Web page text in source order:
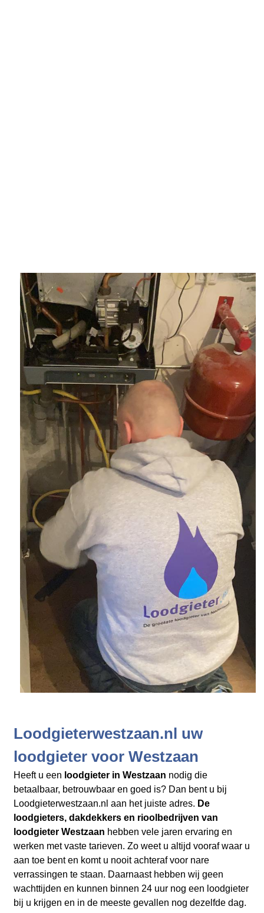
Loodgieterwestzaan.nl uw
loodgieter voor Westzaan
Heeft u een loodgieter in Westzaan nodig die
betaalbaar, betrouwbaar en goed is? Dan bent u bij
Loodgieterwestzaan.nl aan het juiste adres. De
loodgieters, dakdekkers en rioolbedrijven van
loodgieter Westzaan hebben vele jaren ervaring en
werken met vaste tarieven. Zo weet u altijd vooraf waar u
aan toe bent en komt u nooit achteraf voor nare
verrassingen te staan. Daarnaast hebben wij geen
wachttijden en kunnen binnen 24 uur nog een loodgieter
bij u krijgen en in de meeste gevallen nog dezelfde dag.